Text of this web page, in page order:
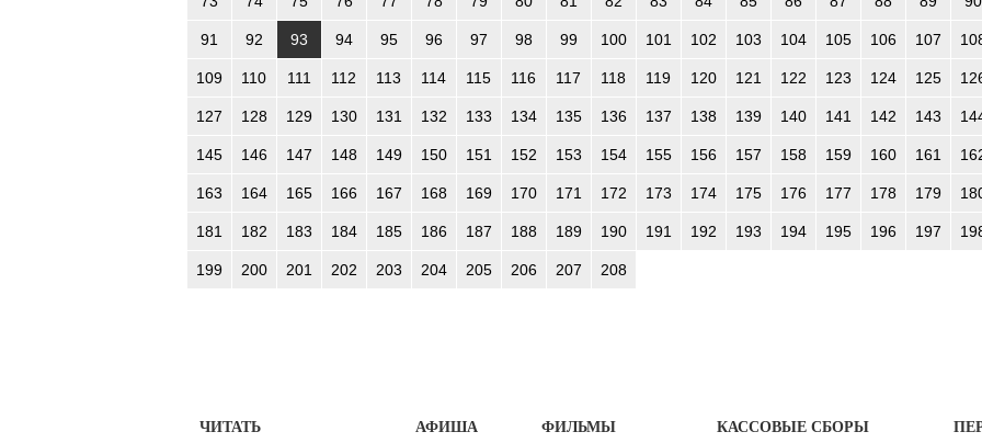
91 92 93 94 95 96 97 98 99 100 101 102 103 104 105 106 107
109 110 111 112 113 114 115 116 117 118 119 120 121 122 123 124 125
127 128 129 130 131 132 133 134 135 136 137 138 139 140 141 142 143
145 146 147 148 149 150 151 152 153 154 155 156 157 158 159 160 161
163 164 165 166 167 168 169 170 171 172 173 174 175 176 177 178 179
181 182 183 184 185 186 187 188 189 190 191 192 193 194 195 196 197
199 200 201 202 203 204 205 206 207 208
ЧИТАТЬ АФИША ФИЛЬМЫ КАССОВЫЕ СБОРЫ